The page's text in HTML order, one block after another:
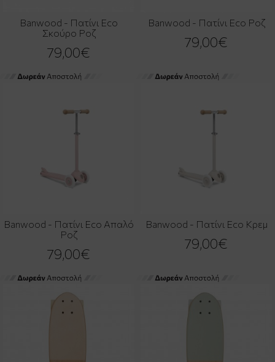
Banwood - Πατίνι Eco
Σκούρο Ροζ
79,00€
Banwood - Πατίνι Eco Ροζ
79,00€
Banwood - Πατίνι Eco Απαλό
Ροζ
79,00€
Banwood - Πατίνι Eco Κρεμ
79,00€